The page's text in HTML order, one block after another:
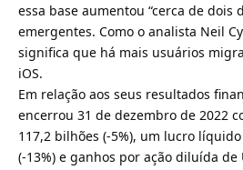
essa base aumentou “cerca de dois
emergentes. Como o analista Neil
significa que há mais usuários
iOS.
Em relação aos seus resultados
encerrou 31 de dezembro de 2022
117,2 bilhões (-5%), um lucro
(-13%) e ganhos por ação diluída de